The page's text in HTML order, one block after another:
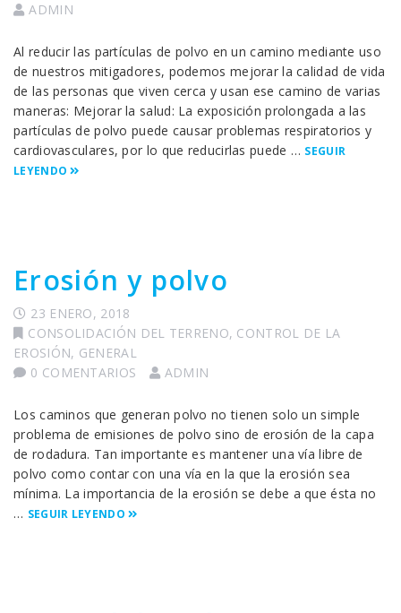
ADMIN
Al reducir las partículas de polvo en un camino mediante uso
de nuestros mitigadores, podemos mejorar la calidad de vida
de las personas que viven cerca y usan ese camino de varias
maneras: Mejorar la salud: La exposición prolongada a las
partículas de polvo puede causar problemas respiratorios y
cardiovasculares, por lo que reducirlas puede … SEGUIR
LEYENDO
Erosión y polvo
23 ENERO, 2018
CONSOLIDACIÓN DEL TERRENO, CONTROL DE LA
EROSIÓN, GENERAL
0 COMENTARIOS
ADMIN
Los caminos que generan polvo no tienen solo un simple
problema de emisiones de polvo sino de erosión de la capa
de rodadura. Tan importante es mantener una vía libre de
polvo como contar con una vía en la que la erosión sea
mínima. La importancia de la erosión se debe a que ésta no
… SEGUIR LEYENDO